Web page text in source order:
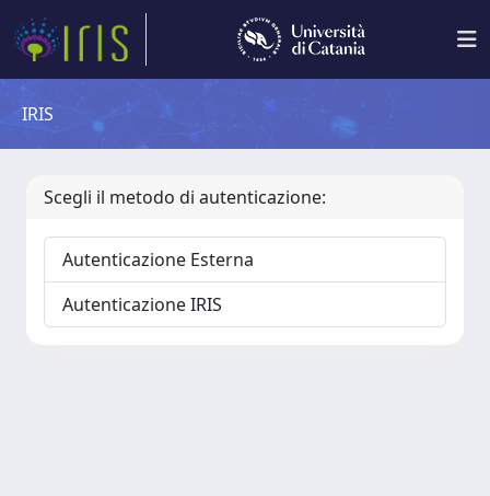
IRIS
Scegli il metodo di autenticazione:
Autenticazione Esterna
Autenticazione IRIS